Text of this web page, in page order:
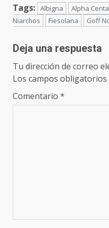
Tags: Albigna Alpha
Niarchos
Fiesolana Goff
Deja una respuesta
Tu dirección de correo
Los campos
Comentario *